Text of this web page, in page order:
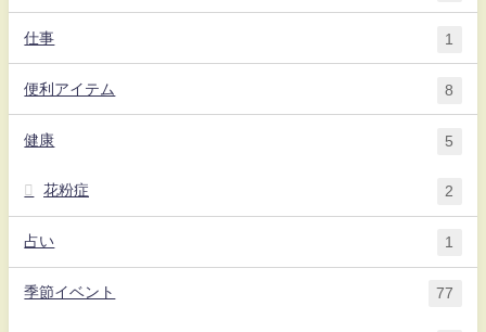
仕事 1
便利アイテム 8
健康 5
花粉症 2
占い 1
季節イベント 77